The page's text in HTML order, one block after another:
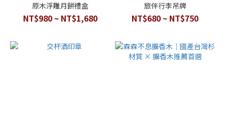
原木浮雕月餅禮盒
NT$980 ~ NT$1,680
旅伴行李吊牌
NT$680 ~ NT$750